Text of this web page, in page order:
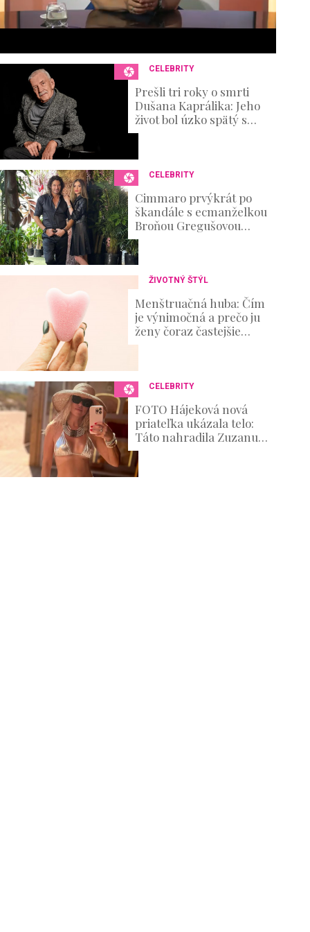
CELEBRITY
Prešli tri roky o smrti
Dušana Kaprálika: Jeho
život bol úzko spätý s
divadlom, no nechýbali v
skúšky
CELEBRITY
Cimmaro prvýkrát po
škandále s ecmanželkou
Broňou Gregušovou
prvýkrát prehovoril:
Existenčné problémy
ŽIVOTNÝ ŠTÝL
Menštruačná huba: Čím
je výnimočná a prečo ju
ženy čoraz častejšie
skúšajú?
CELEBRITY
FOTO Hájeková nová
priateľka ukázala telo:
Táto nahradila Zuzanu
Belohorcovú